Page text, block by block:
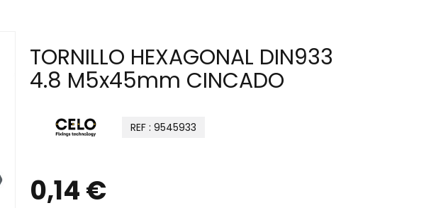
TORNILLO HEXAGONAL DIN933
4.8 M5x45mm CINCADO
REF : 9545933
0,14 €